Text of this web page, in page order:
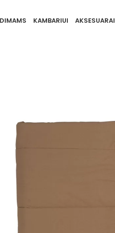
KAMBARIUI AKSESUARAI